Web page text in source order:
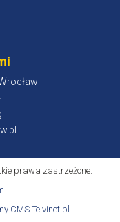
prawa zastrzeżone.
CMS Telvinet.pl